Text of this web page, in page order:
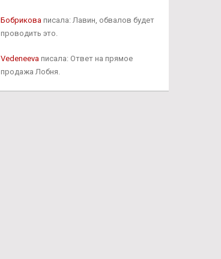
Бобриковаписала: Лавин, обвалов будет
проводить это.
Vedeneevaписала: Ответ на прямое
продажа Лобня.